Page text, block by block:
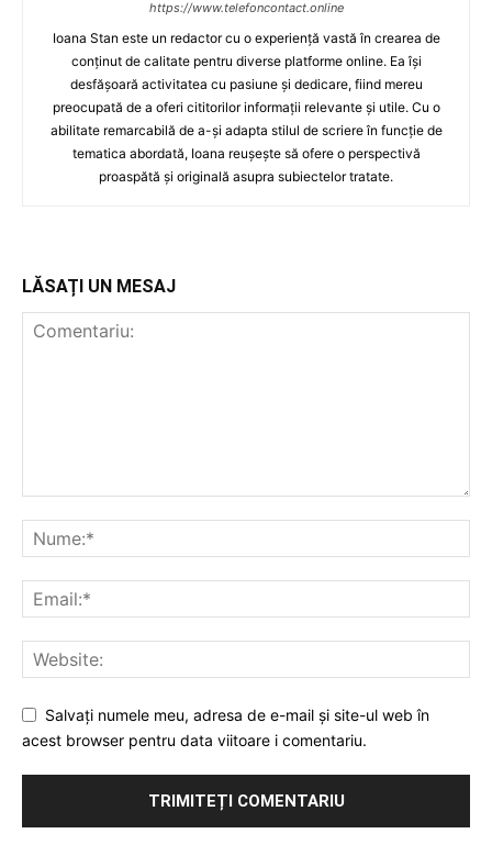
https://www.telefoncontact.online
Ioana Stan este un redactor cu o experiență vastă în crearea de
conținut de calitate pentru diverse platforme online. Ea își
desfășoară activitatea cu pasiune și dedicare, fiind mereu
preocupată de a oferi cititorilor informații relevante și utile. Cu o
abilitate remarcabilă de a-și adapta stilul de scriere în funcție de
tematica abordată, Ioana reușește să ofere o perspectivă
proaspătă și originală asupra subiectelor tratate.
LĂSAȚI UN MESAJ
Salvați numele meu, adresa de e-mail și site-ul web în
acest browser pentru data viitoare i comentariu.